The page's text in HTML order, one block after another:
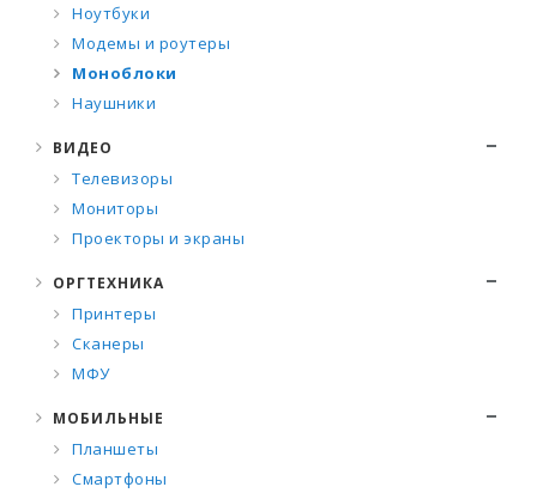
Ноутбуки
Модемы и роутеры
Моноблоки
Наушники
ВИДЕО
Телевизоры
Мониторы
Проекторы и экраны
ОРГТЕХНИКА
Принтеры
Сканеры
МФУ
МОБИЛЬНЫЕ
Планшеты
Смартфоны